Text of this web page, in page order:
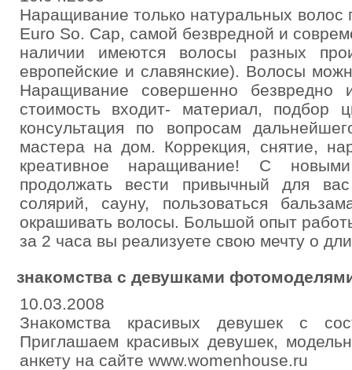
Наращивание только натуральных волос
Euro So. Cap, самой безвредной и
наличии имеются волосы разных
европейские и славянские). Волосы
Наращивание совершенно
стоимость входит- материал, подбор
консультация по вопросам
мастера на дом. Коррекция, снятие,
креативное наращивание! С
продолжать вести привычный для
солярий, сауну, пользоваться
окрашивать волосы. Большой опыт
за 2 часа вы реализуете свою мечту о
знакомства с девушками
10.03.2008
Знакомства красивых девушек с
Приглашаем красивых девушек,
анкету на сайте www.womenhouse.ru